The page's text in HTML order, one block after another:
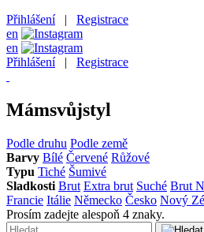
Přihlášení| Registrace
en
en
Přihlášení| Registrace
Mámsvůjstyl
Podle druhu Podle země
Barvy Bílé Červené Růžové
Typu Tiché Šumivé
Sladkosti Brut Extra brut Suché Brut
Francie Itálie Německo Česko Nový
Prosím zadejte alespoň 4 znaky.